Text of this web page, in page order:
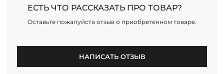
ЕСТЬ ЧТО РАССКАЗАТЬ ПРО ТОВАР?
Оставьте пожалуйста отзыв о приобретенном товаре.
НАПИСАТЬ ОТЗЫВ